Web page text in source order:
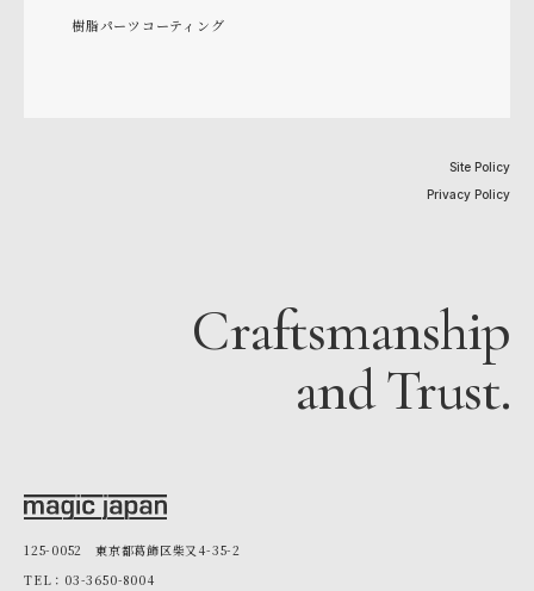
樹脂パーツコーティング
Site Policy
Privacy Policy
Craftsmanship
and Trust.
125-0052 東京都葛飾区柴又4-35-2
TEL：03-3650-8004